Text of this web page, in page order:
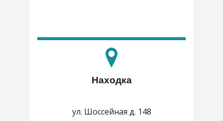
ул. Шоссейная д. 148
Находка